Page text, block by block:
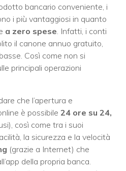
bancario conveniente, i
i più vantaggiosi in quanto
a zero spese . Infatti, i conti
il canone annuo gratuito,
Così come non si
principali operazioni
che l’apertura e
è possibile 24 ore su 24,
così come tra i suoi
la sicurezza e la velocità
(grazie a Internet) che
della propria banca.